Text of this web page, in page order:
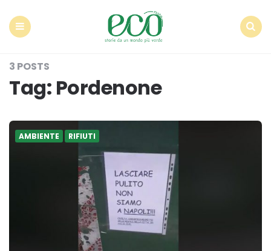
3 POSTS
Tag: Pordenone
AMBIENTE RIFIUTI